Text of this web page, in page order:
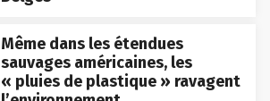
Même dans les étendues
sauvages américaines, les
« pluies de plastique » ravagent